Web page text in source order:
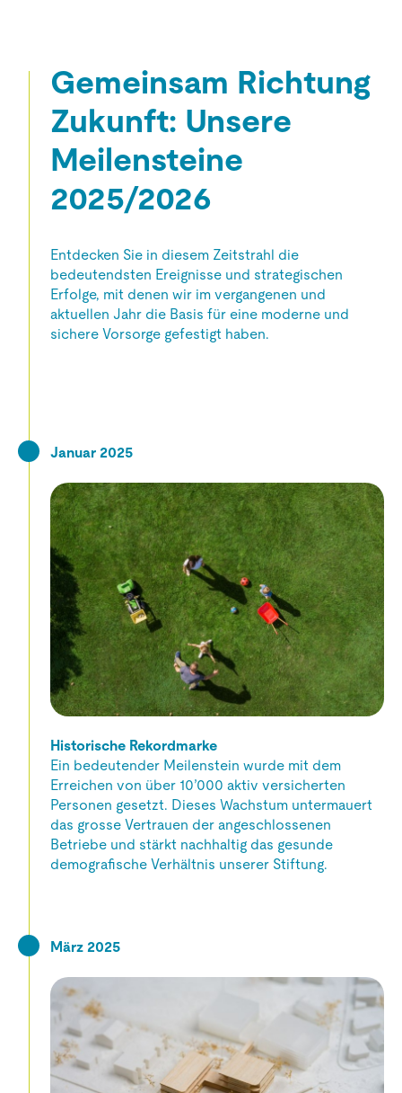
Gemeinsam Richtung
Zukunft: Unsere
Meilensteine
2025/2026
Entdecken Sie in diesem Zeitstrahl die
bedeutendsten Ereignisse und strategischen
Erfolge, mit denen wir im vergangenen und
aktuellen Jahr die Basis für eine moderne und
sichere Vorsorge gefestigt haben.
Januar 2025
Historische Rekordmarke
Ein bedeutender Meilenstein wurde mit dem
Erreichen von über 10’000 aktiv versicherten
Personen gesetzt. Dieses Wachstum untermauert
das grosse Vertrauen der angeschlossenen
Betriebe und stärkt nachhaltig das gesunde
demografische Verhältnis unserer Stiftung.
März 2025